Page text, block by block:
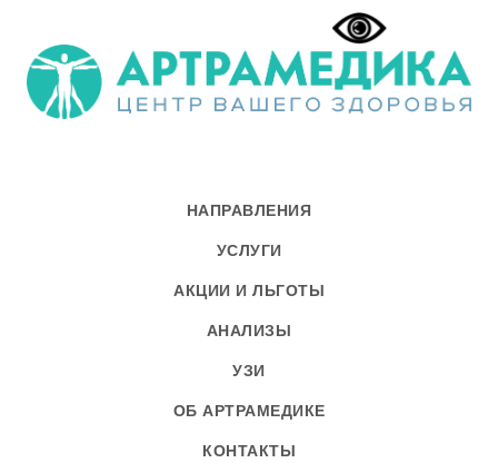
НАПРАВЛЕНИЯ
УСЛУГИ
АКЦИИ И ЛЬГОТЫ
АНАЛИЗЫ
УЗИ
ОБ АРТРАМЕДИКЕ
КОНТАКТЫ